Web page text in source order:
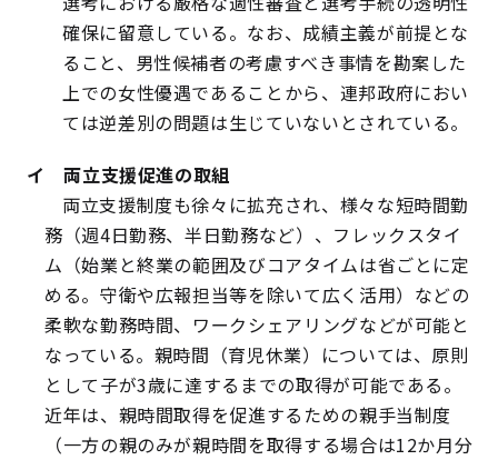
確保に留意している。なお、成績主義が前提とな
ること、男性候補者の考慮すべき事情を勘案した
上での女性優遇であることから、連邦政府におい
ては逆差別の問題は生じていないとされている。
イ 両立支援促進の取組
両立支援制度も徐々に拡充され、様々な短時間勤
務（週4日勤務、半日勤務など）、フレックスタイ
ム（始業と終業の範囲及びコアタイムは省ごとに定
める。守衛や広報担当等を除いて広く活用）などの
柔軟な勤務時間、ワークシェアリングなどが可能と
なっている。親時間（育児休業）については、原則
として子が3歳に達するまでの取得が可能である。
近年は、親時間取得を促進するための親手当制度
（一方の親のみが親時間を取得する場合は12か月分